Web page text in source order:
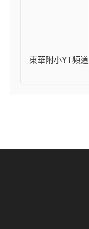
東華附小YT頻道